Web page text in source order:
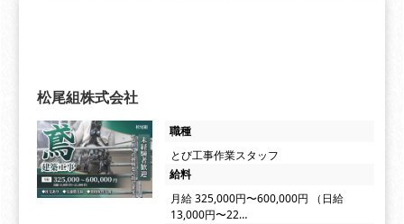
松尾組株式会社
職種
とび工事作業スタッフ
給料
月給 325,000円〜600,000円 （日給
13,000円〜22…